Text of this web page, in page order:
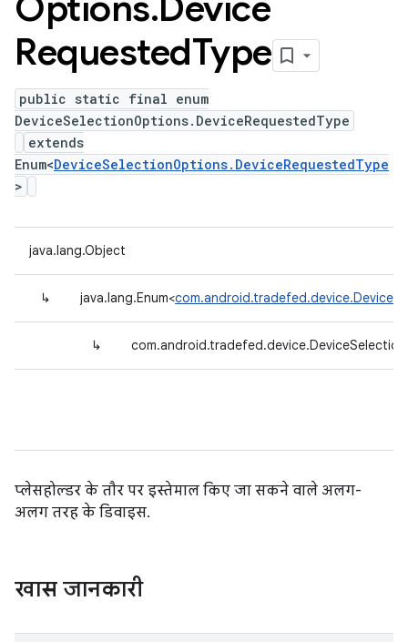
RequestedType
public static final enum
DeviceSelectionOptions.DeviceRequestedType
extends
Enum<DeviceSelectionOptions.DeviceRequestedType
>
java.lang.Object
↳ java.lang.Enum<
↳
प्लेसहोल्डर के तौर पर इस्तेमाल किए जा सकने वाले अलग-
अलग तरह के डिवाइस.
खास जानकारी